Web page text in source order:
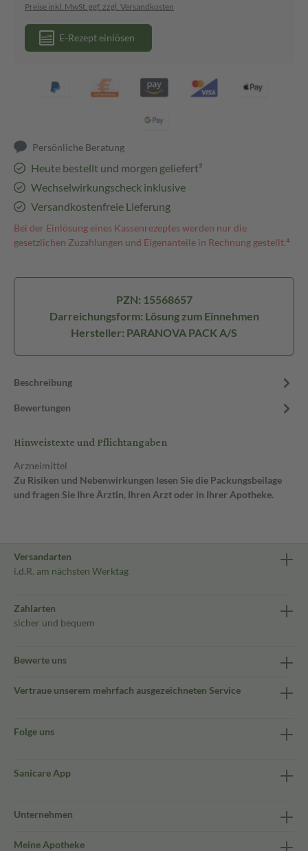
Preise inkl. MwSt. ggf. zzgl. Versandkosten
E-Rezept einlösen
Persönliche Beratung
Heute bestellt und morgen geliefert³
Wechselwirkungscheck inklusive
Versandkostenfreie Lieferung
Bei der Einlösung eines Kassenrezeptes werden nur die
gesetzlichen Zuzahlungen und Eigenanteile in Rechnung gestellt.⁴
PZN: 15568657
Darreichungsform: Lösung zum Einnehmen
Hersteller: PARANOVA PACK A/S
Beschreibung
Bewertungen
Hinweistexte und Pflichtangaben
Arzneimittel
Zu Risiken und Nebenwirkungen lesen Sie die Packungsbeilage
und fragen Sie Ihre Ärztin, Ihren Arzt oder in Ihrer Apotheke.
Versandarten
i.d.R. am nächsten Werktag
Zahlarten
sicher und bequem
Bewerte uns
Vertraue unserem mehrfach ausgezeichneten Service
Folge uns
Sanicare App
Unternehmen
Meine Apotheke